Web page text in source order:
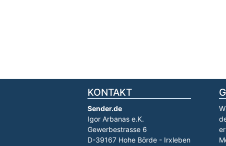
KONTAKT
Sender.de
Igor Arbanas e.K.
Gewerbestrasse 6
D-39167 Hohe Börde - Irxleben